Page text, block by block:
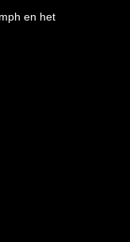
en het